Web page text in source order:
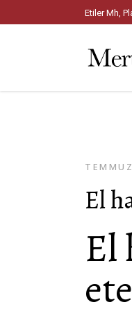
Etiler Mh,
El
El